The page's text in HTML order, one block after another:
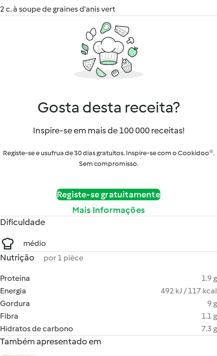
2 c. à soupe de graines d'anis vert
Gosta desta receita?
Inspire-se em mais de 100 000 receitas!
Registe-se e usufrua de 30 dias gratuitos. Inspire-se com o Cookidoo®.
Sem compromisso.
Registe-se gratuitamente
Mais Informações
Dificuldade
médio
Nutrição por 1 pièce
Proteína
1.9 g
Energia
492 kJ / 117 kcal
Gordura
9 g
Fibra
1.1 g
Hidratos de carbono
7.3 g
Também apresentado em